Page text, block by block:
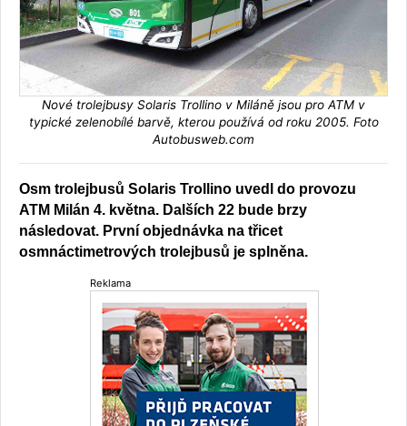
Nové trolejbusy Solaris Trollino v Miláně jsou pro ATM v
typické zelenobílé barvě, kterou používá od roku 2005. Foto
Autobusweb.com
Osm trolejbusů Solaris Trollino uvedl do provozu
ATM Milán 4. května. Dalších 22 bude brzy
následovat. První objednávka na třicet
osmnáctimetrových trolejbusů je splněna.
Reklama